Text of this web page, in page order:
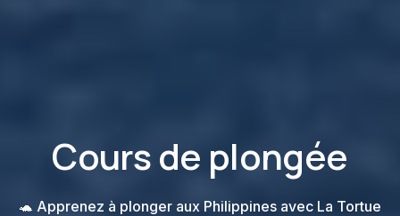
Cours de plongée
🐢 Apprenez à plonger aux Philippines avec La Tortue